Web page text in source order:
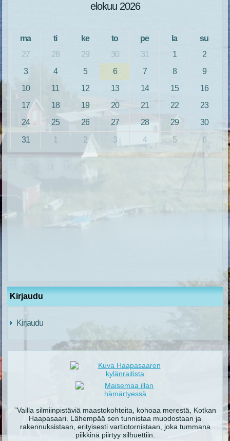
elokuu 2026
ma ti ke to pe la
su
27
28 29 30 31 1
2
3
4 5 6 7 8
9
10
11 12 13 14 15
16
17
18 19 20 21 22
23
24
25 26 27 28 29
30
31
1 2 3 4 5 6
Kirjaudu
Kirjaudu
”Vailla silmiinpistäviä maastokohteita, kohoaa merestä, Kotkan
Haapasaari. Lähempää sen tunnistaa muodostaan ja
rakennuksistaan, erityisesti vartiotornistaan, joka tummana
piikkinä piirtyy silhuettiin.